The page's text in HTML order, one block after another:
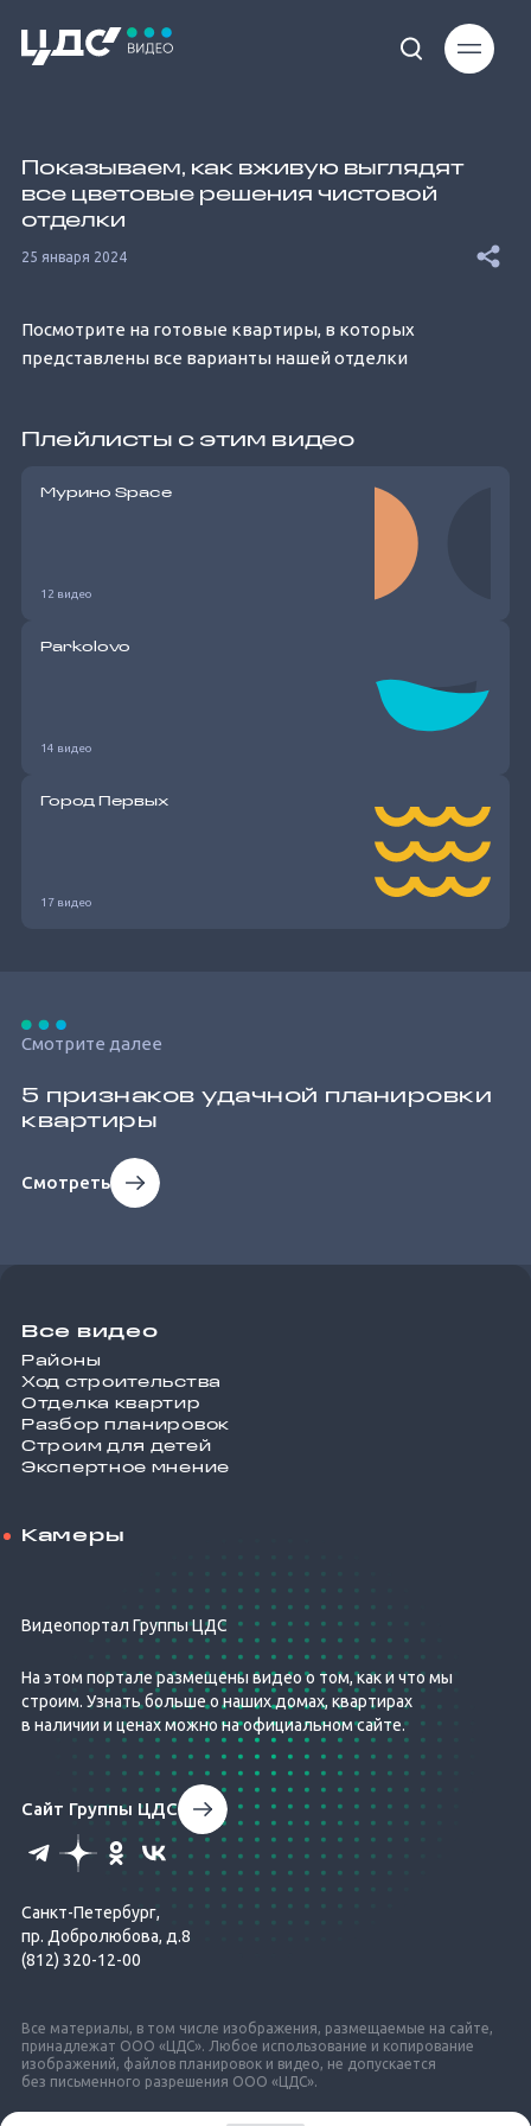
10.78%
Показываем, как вживую выглядят
все цветовые решения чистовой
отделки
25 января 2024
Посмотрите на готовые квартиры, в которых
представлены все варианты нашей отделки
Плейлисты с этим видео
Мурино Space
12 видео
Parkolovo
14 видео
Город Первых
17 видео
Смотрите далее
5 признаков удачной планировки
квартиры
Смотреть
Все видео
Районы
Ход строительства
Отделка квартир
Разбор планировок
Строим для детей
Экспертное мнение
Камеры
Видеопортал Группы ЦДС
На этом портале размещены видео о том, как и что мы
строим. Узнать больше о наших домах, квартирах
в наличии и ценах можно на официальном сайте.
Все материалы, в том числе изображения, размещаемые на сайте,
принадлежат ООО «ЦДС». Любое использование и копирование
изображений, файлов планировок и видео, не допускается
без письменного разрешения ООО «ЦДС».
Сайт Группы ЦДС
Санкт-Петербург,
пр. Добролюбова, д.8
(812) 320-12-00